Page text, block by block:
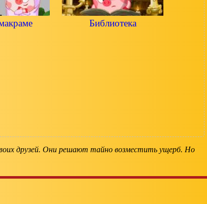
Библиотека
друзей. Они решают тайно возместить ущерб. Но